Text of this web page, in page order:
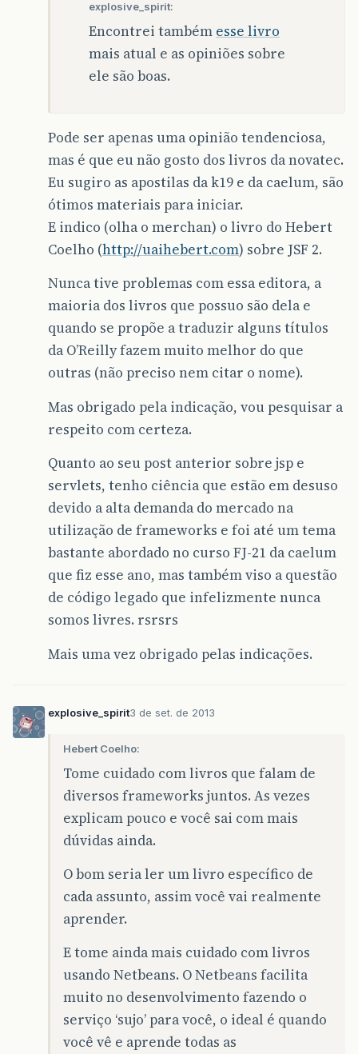
explosive_spirit:
Encontrei também esse livro
mais atual e as opiniões sobre
ele são boas.
Pode ser apenas uma opinião tendenciosa,
mas é que eu não gosto dos livros da novatec.
Eu sugiro as apostilas da k19 e da caelum, são
ótimos materiais para iniciar.
E indico (olha o merchan) o livro do Hebert
Coelho (http://uaihebert.com) sobre JSF 2.
Nunca tive problemas com essa editora, a
maioria dos livros que possuo são dela e
quando se propõe a traduzir alguns títulos
da O’Reilly fazem muito melhor do que
outras (não preciso nem citar o nome).
Mas obrigado pela indicação, vou pesquisar a
respeito com certeza.
Quanto ao seu post anterior sobre jsp e
servlets, tenho ciência que estão em desuso
devido a alta demanda do mercado na
utilização de frameworks e foi até um tema
bastante abordado no curso FJ-21 da caelum
que fiz esse ano, mas também viso a questão
de código legado que infelizmente nunca
somos livres. rsrsrs
Mais uma vez obrigado pelas indicações.
explosive_spirit3 de set. de 2013
Hebert Coelho:
Tome cuidado com livros que falam de
diversos frameworks juntos. As vezes
explicam pouco e você sai com mais
dúvidas ainda.
O bom seria ler um livro específico de
cada assunto, assim você vai realmente
aprender.
E tome ainda mais cuidado com livros
usando Netbeans. O Netbeans facilita
muito no desenvolvimento fazendo o
serviço ‘sujo’ para você, o ideal é quando
você vê e aprende todas as